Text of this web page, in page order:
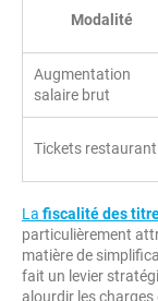
Modalité
Augmentation
salaire brut
Tickets restaurant
La fiscalité des
particulièrement
matière de
fait un levier
alourdir les